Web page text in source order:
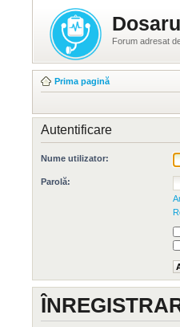
Forum adresat
Prima pagină
Autentificare
Nume utilizator:
Parolă: